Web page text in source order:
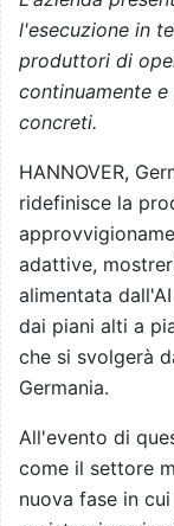
l'esecuzione in
produttori di
continuamente
concreti.
HANNOVER,
ridefinisce la
adattive,
alimentata
dai piani alti a
che si svolgerà
Germania.
All'evento di
come il settore
nuova fase in